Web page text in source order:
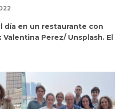
día en un restaurante con
Perez/ Unsplash. El